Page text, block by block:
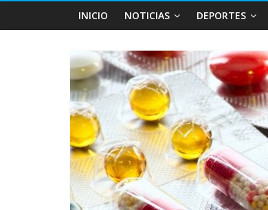
INICIO NOTICIAS DEPORTES